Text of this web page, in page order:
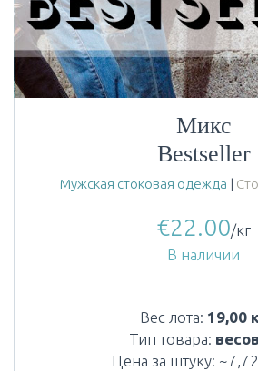
Микс
Bestseller
Мужская стоковая одежда
€22.00/кг
В наличии
Вес лота: 19,00
Тип товара:
Цена за штуку: